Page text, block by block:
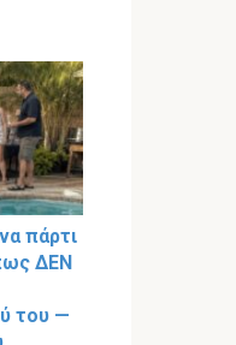
πάρτι
ΔΕΝ
του —